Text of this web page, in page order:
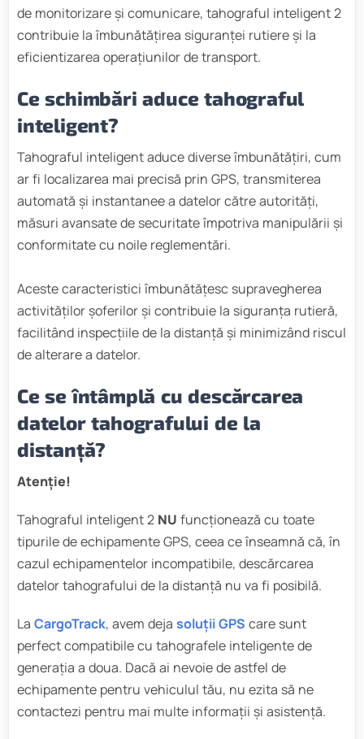
de monitorizare și comunicare, tahograful inteligent 2
contribuie la îmbunătățirea siguranței rutiere și la
eficientizarea operațiunilor de transport.
Ce schimbări aduce tahograful
inteligent?
Tahograful inteligent aduce diverse îmbunătățiri, cum
ar fi localizarea mai precisă prin GPS, transmiterea
automată și instantanee a datelor către autorități,
măsuri avansate de securitate împotriva manipulării și
conformitate cu noile reglementări.
Aceste caracteristici îmbunătățesc supravegherea
activităților șoferilor și contribuie la siguranța rutieră,
facilitând inspecțiile de la distanță și minimizând riscul
de alterare a datelor.
Ce se întâmplă cu descărcarea
datelor tahografului de la
distanță?
Atenție!
Tahograful inteligent 2 NU funcționează cu toate
tipurile de echipamente GPS, ceea ce înseamnă că, în
cazul echipamentelor incompatibile, descărcarea
datelor tahografului de la distanță nu va fi posibilă.
La CargoTrack, avem deja soluții GPS care sunt
perfect compatibile cu tahografele inteligente de
generația a doua. Dacă ai nevoie de astfel de
echipamente pentru vehiculul tău, nu ezita să ne
contactezi pentru mai multe informații și asistență.